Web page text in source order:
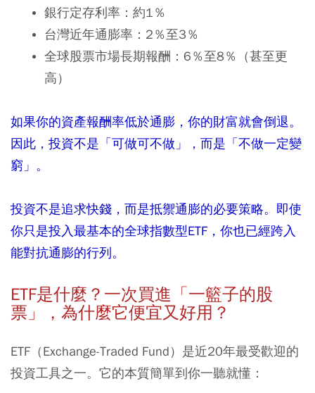
銀行定存利率：約1％
台灣近年通膨率：2％至3％
全球股票市場長期報酬：6％至8％（甚至更
高）
如果你的資產報酬率低於通膨，你的財富就會倒退。
因此，投資不是「可做可不做」，而是「不做一定變
窮」。
投資不是追求快錢，而是抵禦通膨的必要策略。即使
你只是投入最基本的全球指數型ETF ，你也已經跨入
能對抗通膨的行列。
ETF是什麼？一次買進「一籃子的股
票」，為什麼它便宜又好用？
ETF（Exchange-Traded Fund）是近20年最受歡迎的
投資工具之一。它的本質簡單到你一聽就懂：